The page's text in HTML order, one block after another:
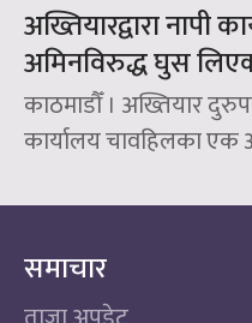
अख्तियारद्वारा नापी
अमिनविरुद्ध घुस
काठमाडौँ । अख्तियार
कार्यालय चावहिलका एक
समाचार